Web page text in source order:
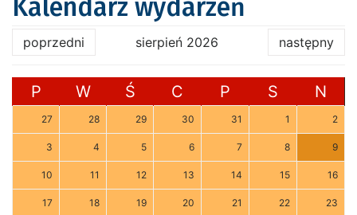
Kalendarz wydarzeń
poprzedni sierpień 2026 następny
P W Ś C P S N
27 28 29 30 31 1 2
3 4 5 6 7 8 9
10 11 12 13 14 15 16
17 18 19 20 21 22 23